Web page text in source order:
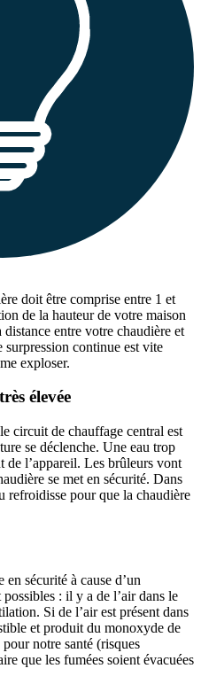
doit être comprise entre 1 et
de la hauteur de votre maison
entre votre chaudière et
surpression continue est vite
exploser.
élevée
circuit de chauffage central est
se déclenche. Une eau trop
de l’appareil. Les brûleurs vont
se met en sécurité. Dans
refroidisse pour que la chaudière
sécurité à cause d’un
: il y a de l’air dans le
Si de l’air est présent dans
et produit du monoxyde de
notre santé (risques
que les fumées soient évacuées